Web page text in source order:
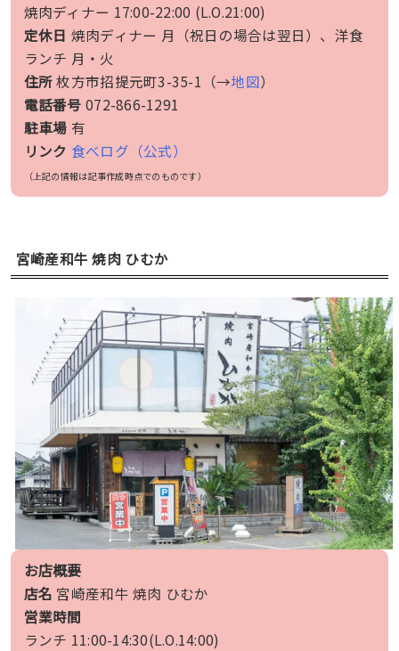
焼肉ディナー 17:00-22:00 (L.O.21:00)
定休日 焼肉ディナー 月（祝日の場合は翌日）、洋食
ランチ 月・火
住所枚方市招提元町3-35-1（→地図）
電話番号 072-866-1291
駐車場 有
リンク 食べログ（公式）
（上記の情報は記事作成時点でのものです）
宮崎産和牛 焼肉 ひむか
お店概要
店名 宮崎産和牛 焼肉 ひむか
営業時間
ランチ 11:00-14:30(L.O.14:00)